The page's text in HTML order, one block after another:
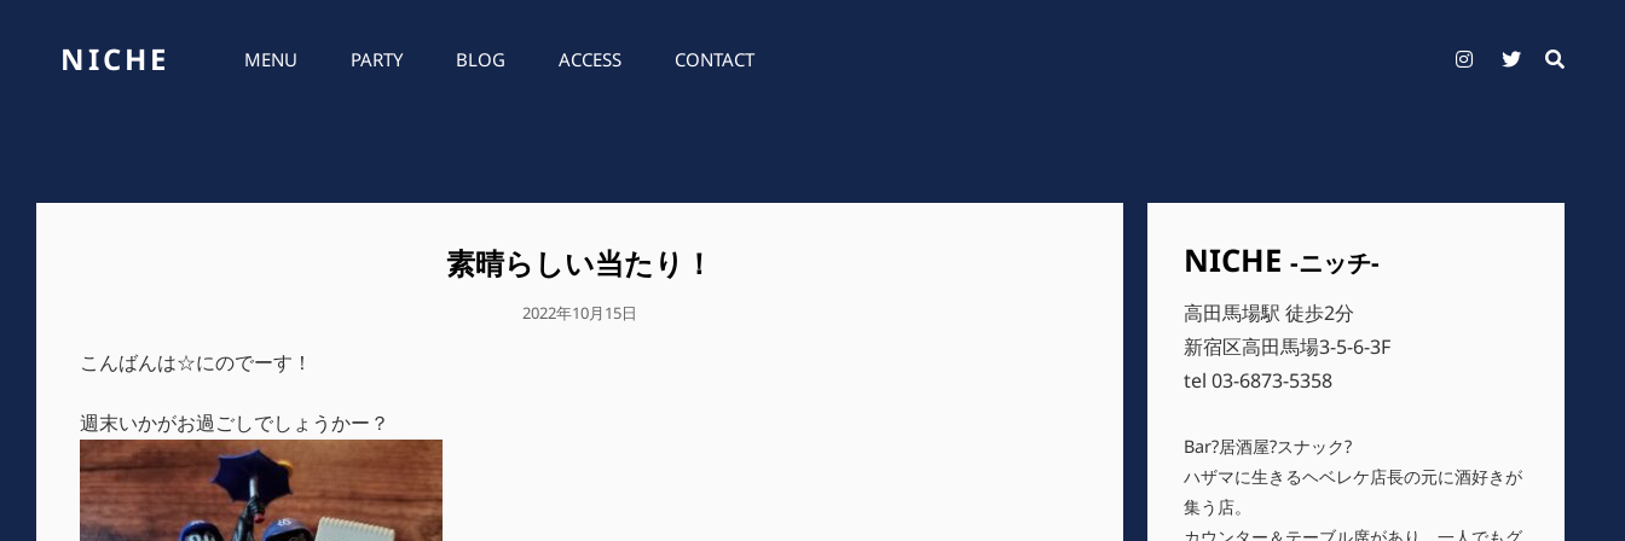
NICHE MENU PARTY BLOG ACCESS CONTACT Instagram
Twitter
素晴らしい当たり！
公
2022年10月15日
こんばんは☆にのでーす！
週末いかがお過ごしでしょうかー？
NICHE -ニッチ-
高田馬場駅 徒歩2分
新宿区高田馬場3-5-6-3F
tel 03-6873-5358
Bar?居酒屋?スナック?
ハザマに生きるヘベレケ店長の元に酒好きが
集う店。